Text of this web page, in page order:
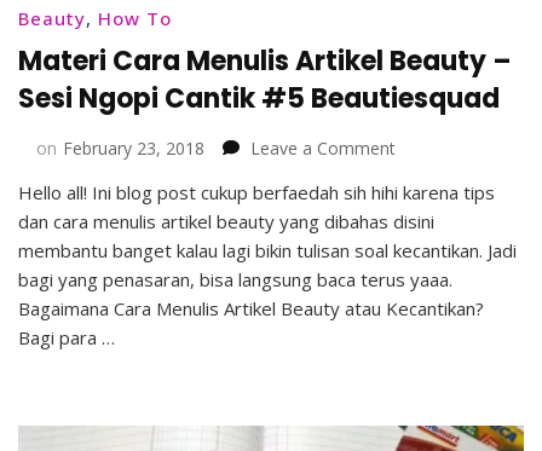
Beauty, How To
Materi Cara Menulis Artikel Beauty –
Sesi Ngopi Cantik #5 Beautiesquad
on February 23, 2018 Leave a Commenton
Cara
Menulis
Artikel
Beauty
–
Beautiesquad
Hello all! Ini blog post cukup berfaedah sih hihi karena tips
dan cara menulis artikel beauty yang dibahas disini
membantu banget kalau lagi bikin tulisan soal kecantikan. Jadi
bagi yang penasaran, bisa langsung baca terus yaaa.
Bagaimana Cara Menulis Artikel Beauty atau Kecantikan?
Bagi para …